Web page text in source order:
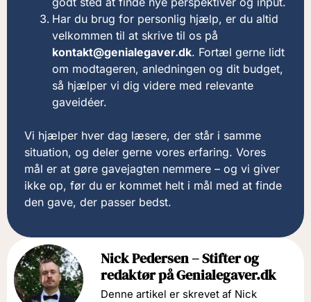
Har du brug for personlig hjælp, er du altid
velkommen til at skrive til os på
kontakt@genialegaver.dk. Fortæl gerne lidt
om modtageren, anledningen og dit budget,
så hjælper vi dig videre med relevante
gaveidéer.
Vi hjælper hver dag læsere, der står i samme
situation, og deler gerne vores erfaring. Vores
mål er at gøre gavejagten nemmere – og vi giver
ikke op, før du er kommet helt i mål med at finde
den gave, der passer bedst.
Nick Pedersen – Stifter og
redaktør på Genialegaver.dk
Denne artikel er skrevet af Nick